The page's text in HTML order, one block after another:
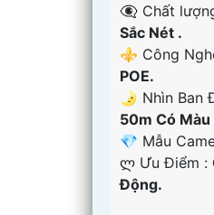
👁️‍🗨 Chất
Sắc Nét .
⚜️ Công
POE.
🌛 Nhìn Ban
50m Có
💎 Mẫu
️ლ Ưu Điểm :
Động.